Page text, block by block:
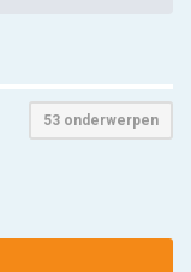
53 onderwerpen